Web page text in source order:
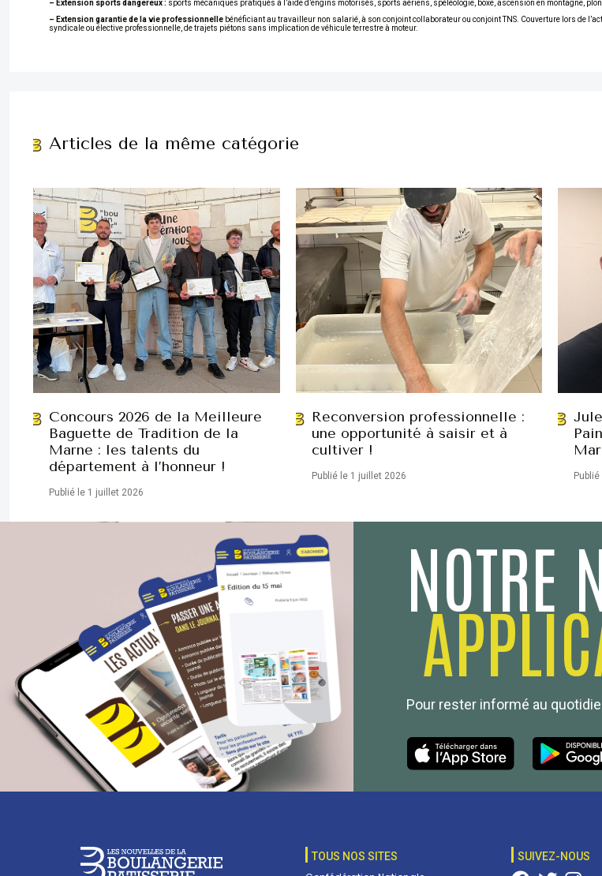
– Extension sports dangereux : sports mécaniques pratiqués à l’aide d’engins motorisés, sports aériens, spéléologie, boxe, ascension en montagne,
– Extension garantie de la vie professionnelle bénéficiant au travailleur non salarié, à son conjoint collaborateur ou conjoint TNS. Couverture lors de
syndicale ou élective professionnelle, de trajets piétons sans implication de véhicule terrestre à moteur.
Articles de la même catégorie
Concours 2026 de la Meilleure
Baguette de Tradition de la
Marne : les talents du
département à l’honneur !
Publié le 1 juillet 2026
Reconversion professionnelle :
une opportunité à saisir et à
cultiver !
Publié le 1 juillet 2026
NOTRE
Pour rester informé au
TOUS NOS SITES SUIVEZ-NOUS